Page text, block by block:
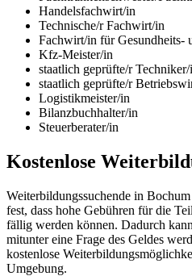
Handelsfachwirt/in
Technische/r Fachwirt/in
Fachwirt/in für Gesundheits-
Kfz-Meister/in
staatlich geprüfte/r Techniker/
staatlich geprüfte/r
Logistikmeister/in
Bilanzbuchhalter/in
Steuerberater/in
Kostenlose
Weiterbildungssuchende in
fest, dass hohe Gebühren für die
fällig werden können. Dadurch
mitunter eine Frage des Geldes
kostenlose
Umgebung.